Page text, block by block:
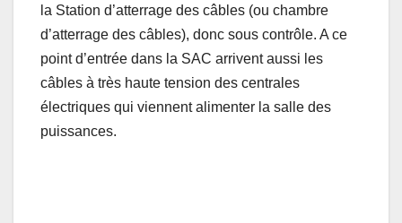
la Station d’atterrage des câbles (ou chambre
d’atterrage des câbles), donc sous contrôle. A ce
point d’entrée dans la SAC arrivent aussi les
câbles à très haute tension des centrales
électriques qui viennent alimenter la salle des
puissances.